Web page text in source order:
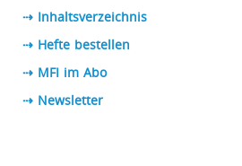
⇢ Inhaltsverzeichnis
⇢ Hefte bestellen
⇢ MFI im Abo
⇢ Newsletter